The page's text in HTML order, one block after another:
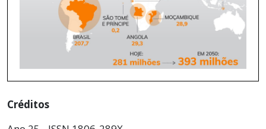
Créditos